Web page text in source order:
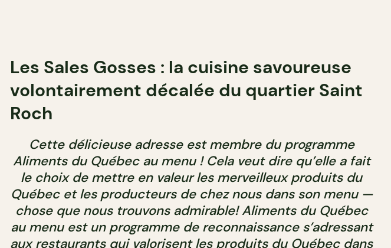
Les Sales Gosses : la cuisine savoureuse
volontairement décalée du quartier Saint
Roch
Cette délicieuse adresse est membre du programme
Aliments du Québec au menu ! Cela veut dire qu’elle a fait
le choix de mettre en valeur les merveilleux produits du
Québec et les producteurs de chez nous dans son menu —
chose que nous trouvons admirable! Aliments du Québec
au menu est un programme de reconnaissance s’adressant
aux restaurants qui valorisent les produits du Québec dans